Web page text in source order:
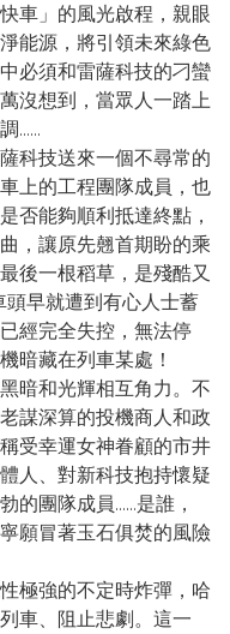
車」的風光啟程，親眼
能源，將引領未來綠色
必須和雷薩科技的刁蠻
沒想到，當眾人一踏上
……
技送來一個不尋常的
上的工程團隊成員，也
否能夠順利抵達終點，
，讓原先翹首期盼的乘
後一根稻草，是殘酷又
早就遭到有心人士蓄
經完全失控，無法停
暗藏在列車某處！
和光輝相互角力。不
謀深算的投機商人和政
受幸運女神眷顧的市井
人、對新科技抱持懷疑
的團隊成員……是誰，
願冒著玉石俱焚的風險
強的不定時炸彈，哈
車、阻止悲劇。這一